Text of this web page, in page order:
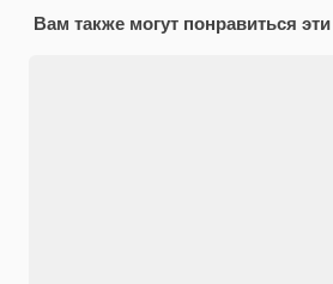
Вам также могут понравиться